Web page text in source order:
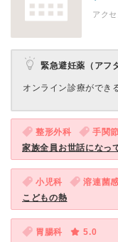
アク
緊急避妊薬（アフ
オンライン診療ができ
整形外科 手関
家族全員お世話になっ
小児科 溶連菌
こどもの熱
胃腸科
5.0